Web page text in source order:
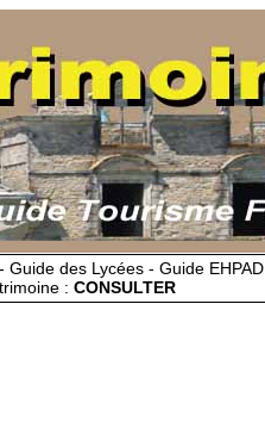
des Lycées - Guide EHPAD
: CONSULTER